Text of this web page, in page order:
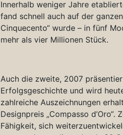
Innerhalb weniger Jahre
fand schnell auch auf der
Cinquecento“ wurde – in fünf
mehr als vier Millionen Stück.
Auch die zweite, 2007
Erfolgsgeschichte und wird
zahlreiche Auszeichnungen
Designpreis „Compasso
Fähigkeit, sich